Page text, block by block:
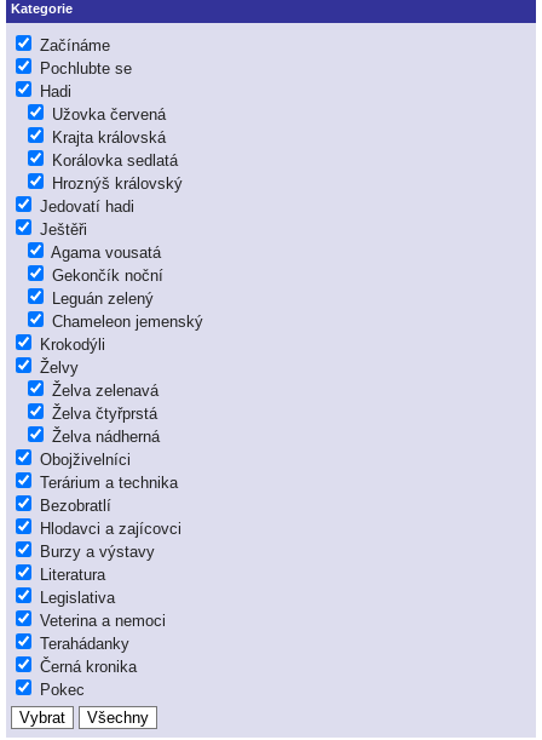
Kategorie
Začínáme
Pochlubte se
Hadi
Užovka červená
Krajta královská
Korálovka sedlatá
Hroznýš královský
Jedovatí hadi
Ještěři
Agama vousatá
Gekončík noční
Leguán zelený
Chameleon jemenský
Krokodýli
Želvy
Želva zelenavá
Želva čtyřprstá
Želva nádherná
Obojživelníci
Terárium a technika
Bezobratlí
Hlodavci a zajícovci
Burzy a výstavy
Literatura
Legislativa
Veterina a nemoci
Terahádanky
Černá kronika
Pokec